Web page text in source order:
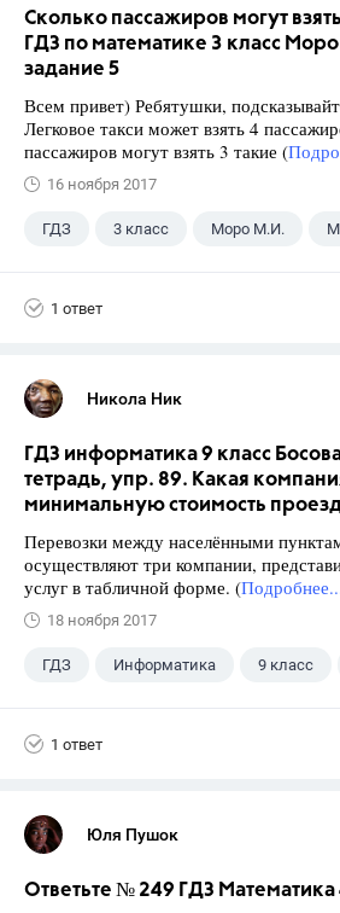
Сколько пассажиров могут
ГДЗ по математике 3 класс Моро
задание 5
Всем привет) Ребятушки,
Легковое такси может взять 4
пассажиров могут взять 3 такие (
16 ноября 2017
ГДЗ 3 класс Моро М.И.
1 ответ
Никола Ник
ГДЗ информатика 9 класс
тетрадь, упр. 89. Какая
минимальную стоимость
Перевозки между населёнными
осуществляют три компании,
услуг в табличной форме. (
18 ноября 2017
ГДЗ Информатика 9 класс
1 ответ
Юля Пушок
Ответьте № 249 ГДЗ